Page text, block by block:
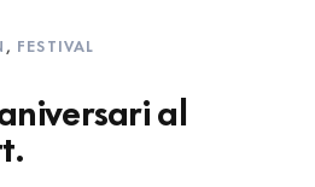
, FESTIVAL
al